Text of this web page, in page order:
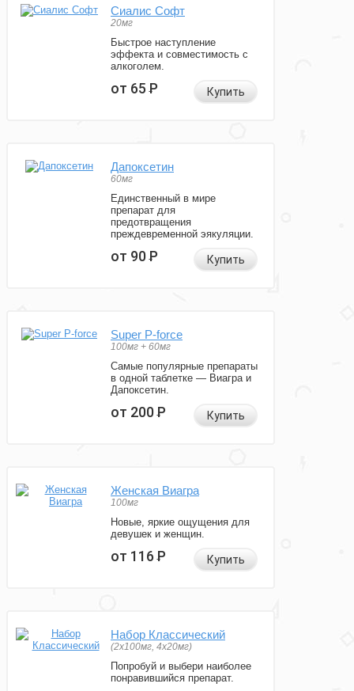
Сиалис Софт
20мг
Быстрое наступление
эффекта и совместимость с
алкоголем.
от 65Р Купить
Дапоксетин
60мг
Единственный в мире
препарат для
предотвращения
преждевременной эякуляции.
от 90Р Купить
Super P-force
100мг + 60мг
Самые популярные препараты
в одной таблетке — Виагра и
Дапоксетин.
от 200Р Купить
Женская Виагра
100мг
Новые, яркие ощущения для
девушек и женщин.
от 116Р Купить
Набор Классический
(2x100мг, 4x20мг)
Попробуй и выбери наиболее
понравившийся препарат.